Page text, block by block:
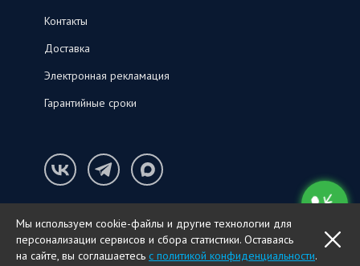
Контакты
Доставка
Электронная рекламация
Гарантийные сроки
© ООО «СНК‑С», 2026
Мы используем cookie-файлы и другие технологии для
персонализации сервисов и сбора статистики. Оставаясь
на сайте, вы соглашаетесь с политикой конфиденциальности.
ПОЗВОНИТЬ